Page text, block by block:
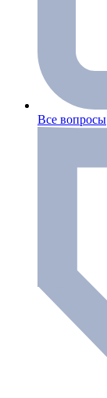
Все вопросы